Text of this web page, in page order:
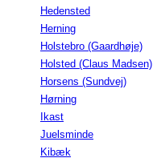
Hedensted
Herning
Holstebro (Gaardhøje)
Holsted (Claus Madsen)
Horsens (Sundvej)
Hørning
Ikast
Juelsminde
Kibæk